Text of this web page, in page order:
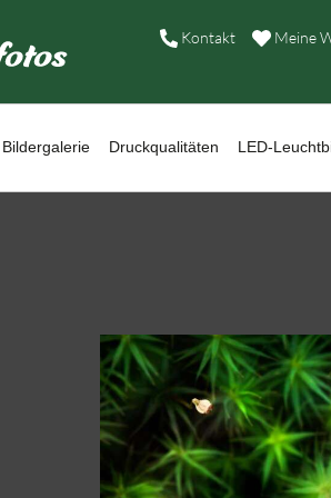
Kontakt Meine
Bildergalerie Druckqualitäten LED-